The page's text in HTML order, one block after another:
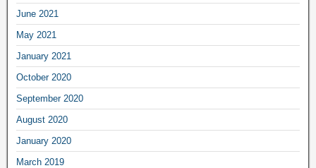
June 2021
May 2021
January 2021
October 2020
September 2020
August 2020
January 2020
March 2019